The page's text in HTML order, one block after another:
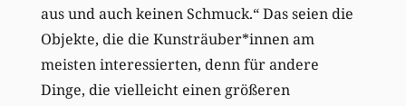
aus und auch keinen Schmuck.“ Das seien die
Objekte, die die Kunsträuber*innen am
meisten interessierten, denn für andere
Dinge, die vielleicht einen größeren